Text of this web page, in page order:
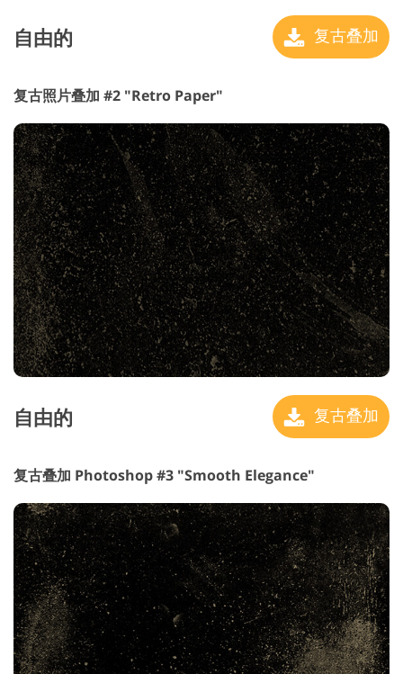
自由的 复古叠加
复古照片叠加 #2 "Retro Paper"
自由的 复古叠加
复古叠加 Photoshop #3 "Smooth Elegance"